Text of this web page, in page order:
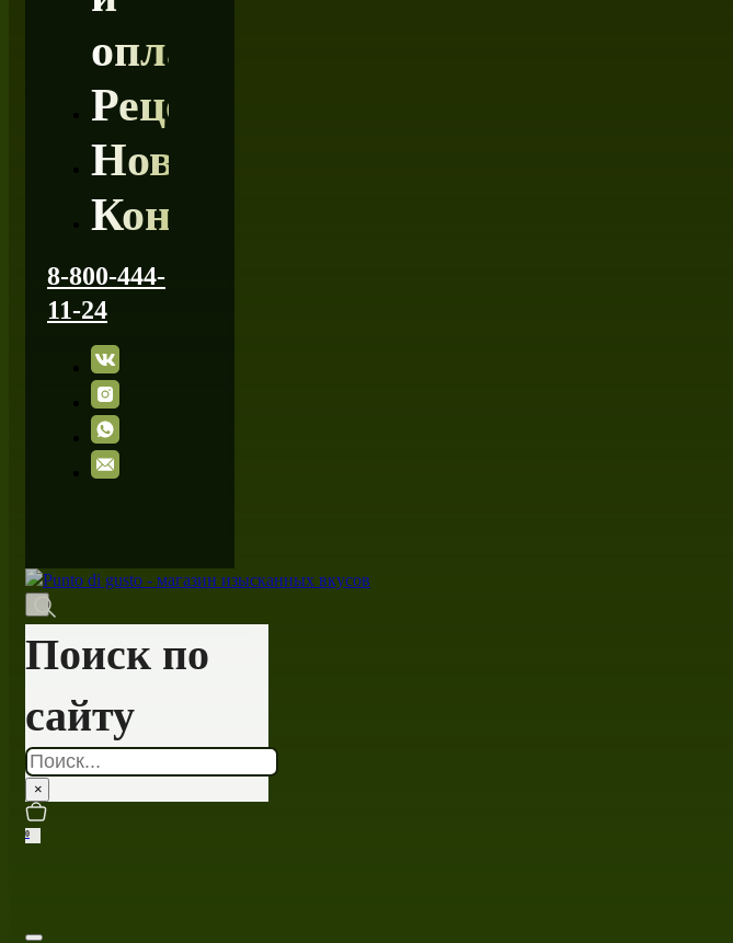
оплата
Рецепты
Новости
Контакты
8-800-444-
11-24
Поиск по
сайту
Поиск
×
0